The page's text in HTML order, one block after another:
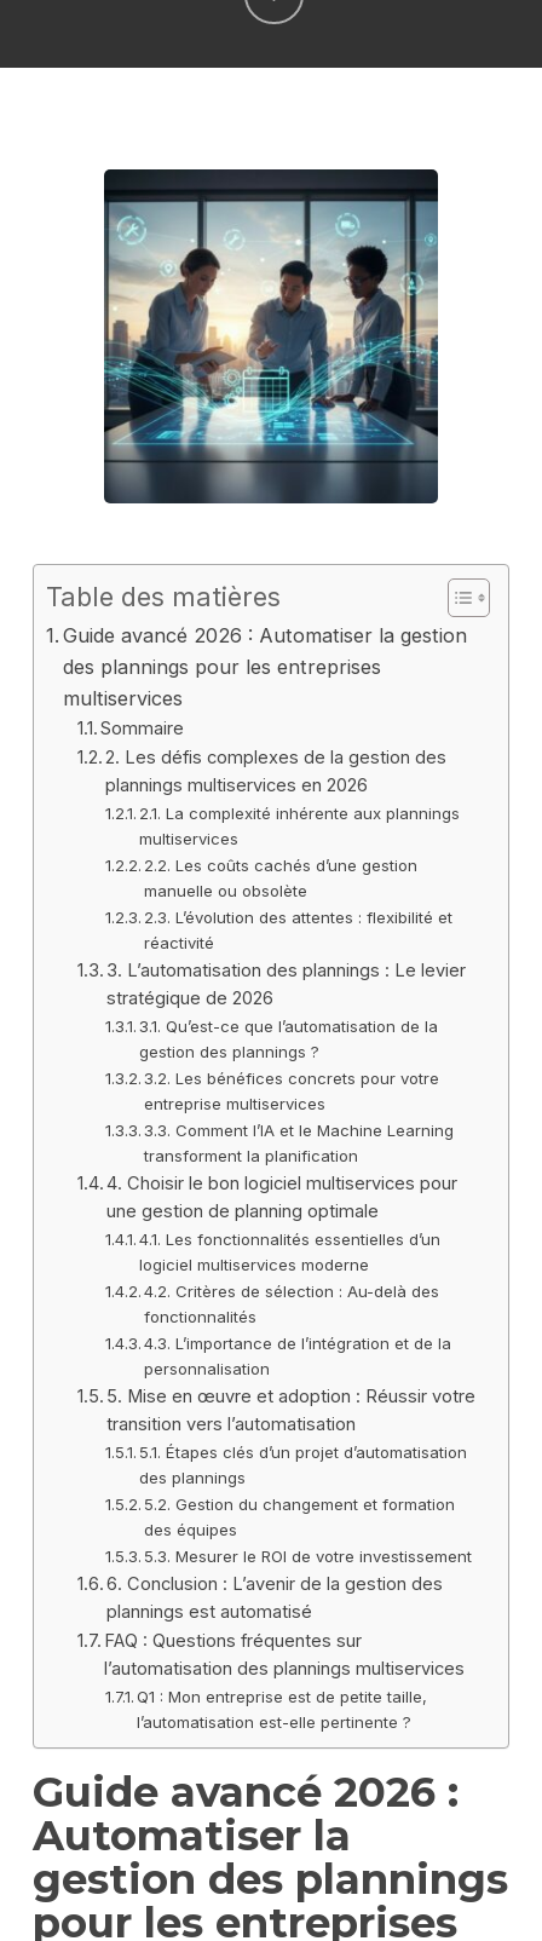
Table des matières
Guide avancé 2026 : Automatiser la gestion
des plannings pour les entreprises
multiservices
Sommaire
2. Les défis complexes de la gestion des
plannings multiservices en 2026
2.1. La complexité inhérente aux plannings
multiservices
2.2. Les coûts cachés d’une gestion
manuelle ou obsolète
2.3. L’évolution des attentes : flexibilité et
réactivité
3. L’automatisation des plannings : Le levier
stratégique de 2026
3.1. Qu’est-ce que l’automatisation de la
gestion des plannings ?
3.2. Les bénéfices concrets pour votre
entreprise multiservices
3.3. Comment l’IA et le Machine Learning
transforment la planification
4. Choisir le bon logiciel multiservices pour
une gestion de planning optimale
4.1. Les fonctionnalités essentielles d’un
logiciel multiservices moderne
4.2. Critères de sélection : Au-delà des
fonctionnalités
4.3. L’importance de l’intégration et de la
personnalisation
5. Mise en œuvre et adoption : Réussir votre
transition vers l’automatisation
5.1. Étapes clés d’un projet d’automatisation
des plannings
5.2. Gestion du changement et formation
des équipes
5.3. Mesurer le ROI de votre investissement
6. Conclusion : L’avenir de la gestion des
plannings est automatisé
FAQ : Questions fréquentes sur
l’automatisation des plannings multiservices
Q1 : Mon entreprise est de petite taille,
l’automatisation est-elle pertinente ?
Guide avancé 2026 :
Automatiser la
gestion des plannings
pour les entreprises